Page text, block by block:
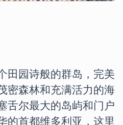
田园诗般的群岛，完美
密森林和充满活力的海
舌尔最大的岛屿和门户
的首都维多利亚，这里